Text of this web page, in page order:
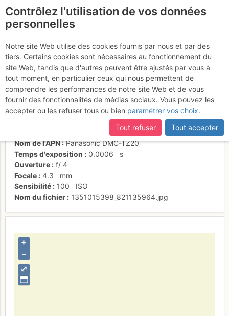
Arête des Bouquetins
Activités
Date/heure
23 oct. 2012 11:17
Contributeur
Fabrice Brun
individuel (CC by-nc-nd)
Nom de l'APN
Panasonic DMC-TZ20
Temps d'exposition
0.0006
s
Ouverture
f/ 4
Focale
4.3
mm
Sensibilité
100
ISO
Nom du fichier
1351015398_821135964.jpg
⤢
+
–
Contrôlez l'utilisation de vos données
personnelles
Notre site Web utilise des cookies fournis par nous et par des
tiers. Certains cookies sont nécessaires au fonctionnement du
site Web, tandis que d'autres peuvent être ajustés par vous à
tout moment, en particulier ceux qui nous permettent de
comprendre les performances de notre site Web et de vous
fournir des fonctionnalités de médias sociaux. Vous pouvez les
accepter ou les refuser tous ou bien paramétrer vos choix.
Tout refuser
Tout accepter